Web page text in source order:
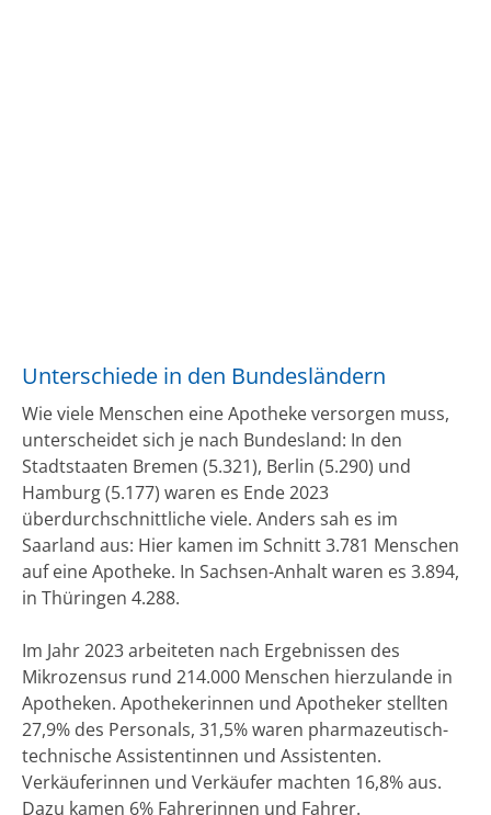
Unterschiede in den Bundesländern
Wie viele Menschen eine Apotheke versorgen muss,
unterscheidet sich je nach Bundesland: In den
Stadtstaaten Bremen (5.321), Berlin (5.290) und
Hamburg (5.177) waren es Ende 2023
überdurchschnittliche viele. Anders sah es im
Saarland aus: Hier kamen im Schnitt 3.781 Menschen
auf eine Apotheke. In Sachsen-Anhalt waren es 3.894,
in Thüringen 4.288.
Im Jahr 2023 arbeiteten nach Ergebnissen des
Mikrozensus rund 214.000 Menschen hierzulande in
Apotheken. Apothekerinnen und Apotheker stellten
27,9% des Personals, 31,5% waren pharmazeutisch-
technische Assistentinnen und Assistenten.
Verkäuferinnen und Verkäufer machten 16,8% aus.
Dazu kamen 6% Fahrerinnen und Fahrer.